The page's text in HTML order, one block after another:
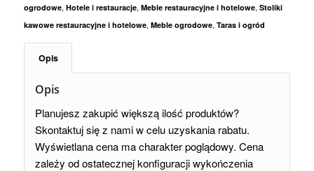
ogrodowe, Hotele i restauracje, Meble restauracyjne i hotelowe, Stoliki
kawowe restauracyjne i hotelowe, Meble ogrodowe, Taras i ogród
Opis
Opis
Planujesz zakupić większą ilość produktów?
Skontaktuj się z nami w celu uzyskania rabatu.
Wyświetlana cena ma charakter poglądowy. Cena
zależy od ostatecznej konfiguracji wykończenia